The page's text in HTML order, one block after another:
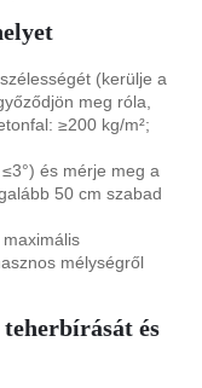
(kerülje a
meg róla,
≥200 kg/m²;
és mérje meg a
50 cm szabad
mélységről
és